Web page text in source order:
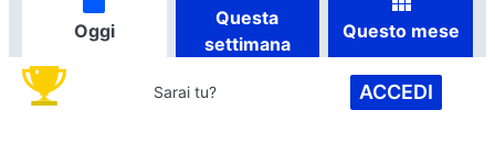
Oggi
Questa
settimana
Questo mese
Sarai tu? ACCEDI